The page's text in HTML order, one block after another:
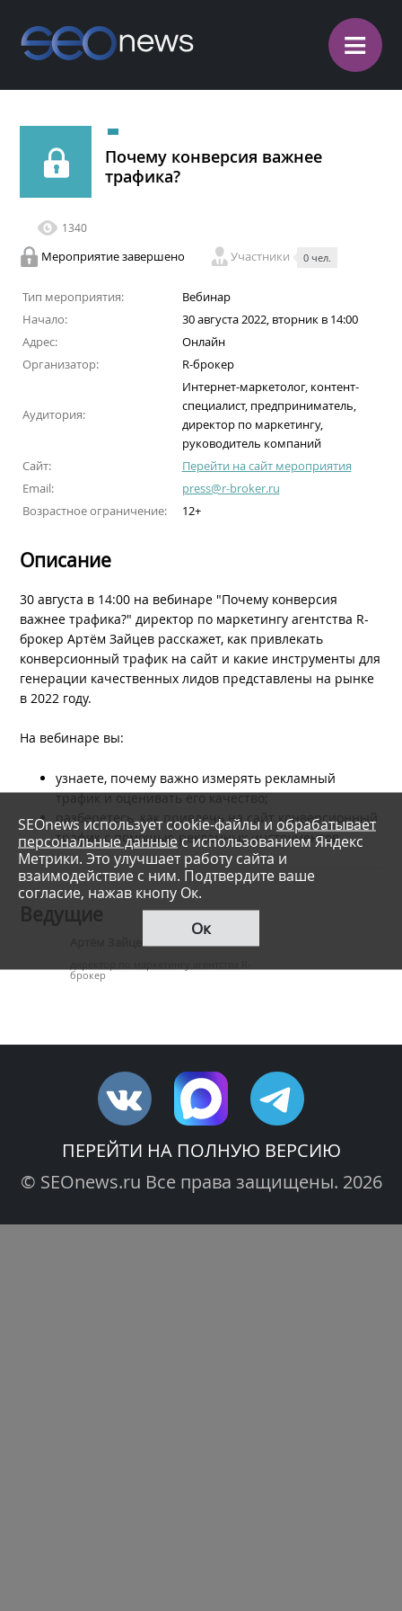
≡
Почему конверсия важнее
трафика?
1340
Мероприятие завершено Участники 0 чел.
Тип мероприятия:
Вебинар
Начало:
30 августа 2022, вторник в 14:00
Адрес:
Онлайн
Организатор:
R-брокер
Аудитория:
Интернет-маркетолог, контент-
специалист, предприниматель,
директор по маркетингу,
руководитель компаний
Сайт:
Перейти на сайт мероприятия
Email:
press@r-broker.ru
Возрастное ограничение:
12+
Описание
30 августа в 14:00 на вебинаре "Почему конверсия
важнее трафика?" директор по маркетингу агентства R-
брокер Артём Зайцев расскажет, как привлекать
конверсионный трафик на сайт и какие инструменты для
генерации качественных лидов представлены на рынке
в 2022 году.
На вебинаре вы:
узнаете, почему важно измерять рекламный
трафик и оценивать его качество;
разберетесь, как привлечь на сайт конверсионный
трафик с помощью рекламных инструментов.
Ведущие
Артём Зайцев
брокер
SEOnews использует cookie-файлы и обрабатывает
персональные данныес использованием Яндекс
Метрики. Это улучшает работу сайта и
взаимодействие с ним. Подтвердите ваше
согласие, нажав кнопу Ок.
Ок
ПЕРЕЙТИ НА ПОЛНУЮ ВЕРСИЮ
© SEOnews.ru Все права защищены. 2026